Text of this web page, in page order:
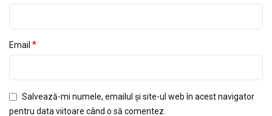
Email *
Salvează-mi numele, emailul și site-ul web în acest navigator
pentru data viitoare când o să comentez.